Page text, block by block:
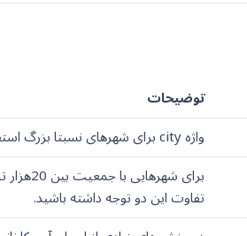
توضیحات
واژه city برای شهرهای نسبتا بزرگ استفاده می شود. در تعریف شهرشناسی city برای شهرهایی استفاده می شود که بیش از 100هزار نفر جمعیت دارند.
تفاوت این دو توجه داشته باشید.